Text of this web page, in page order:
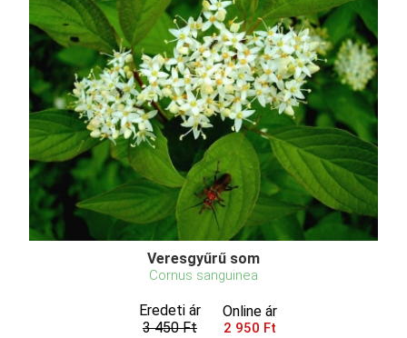
Veresgyűrű som
Cornus sanguinea
Eredeti ár
3 450 Ft
Online ár
2 950 Ft